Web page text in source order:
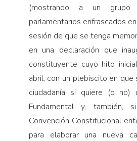
(mostrando a un grupo
parlamentarios enfrascados
sesión de que se tenga
en una declaración que
constituyente cuyo hito
abril, con un plebiscito en que
ciudadanía si quiere (o no)
Fundamental y, también,
Convención Constitucional
para elaborar una nueva